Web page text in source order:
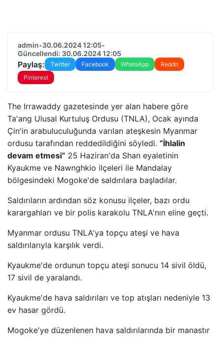
admin•30.06.2024 12:05•
Güncellendi: 30.06.2024 12:05
Paylaş: Twitter Facebook WhatsApp
Reddit
Pinterest
The Irrawaddy gazetesinde yer alan habere göre
Ta'ang Ulusal Kurtuluş Ordusu (TNLA), Ocak ayında
Çin'in arabuluculuğunda varılan ateşkesin Myanmar
ordusu tarafından reddedildiğini söyledi. “İhlalin
devam etmesi” 25 Haziran'da Shan eyaletinin
Kyaukme ve Nawnghkio ilçeleri ile Mandalay
bölgesindeki Mogoke'de saldırılara başladılar.
Saldırıların ardından söz konusu ilçeler, bazı ordu
karargahları ve bir polis karakolu TNLA'nın eline geçti.
Myanmar ordusu TNLA'ya topçu ateşi ve hava
saldırılarıyla karşılık verdi.
Kyaukme'de ordunun topçu ateşi sonucu 14 sivil öldü,
17 sivil de yaralandı.
Kyaukme'de hava saldırıları ve top atışları nedeniyle 13
ev hasar gördü.
Mogoke'ye düzenlenen hava saldırılarında bir manastır